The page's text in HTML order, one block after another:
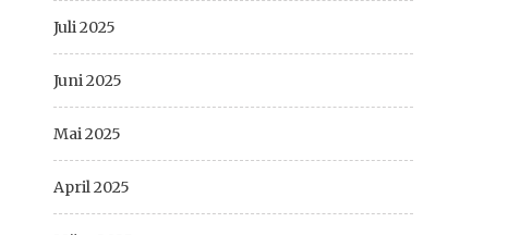
Juli 2025
Juni 2025
Mai 2025
April 2025